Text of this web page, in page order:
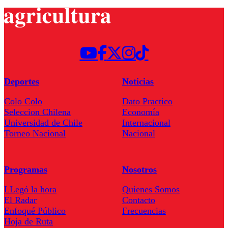
Deportes
Colo Colo
Seleccion Chilena
Universidad de Chile
Torneo Nacional
Noticias
Dato Practico
Economía
Internacional
Nacional
Programas
LLegó la hora
El Radar
Enfoqué Público
Hoja de Ruta
Nosotros
Quienes Somos
Contacto
Frecuencias